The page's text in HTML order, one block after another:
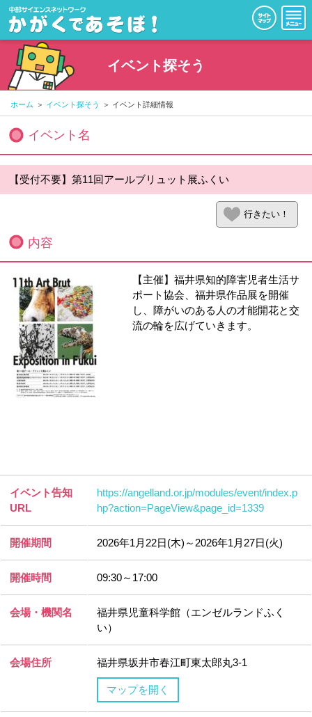
イベント探そう
ホーム イベント探そう イベント詳細情報
イベント名
【受付不要】第11回アールブリュット展ふくい
行きたい！
内容
【主催】福井県知的障害児者生活サ
ポート協会、福井県作品展を開催
し、障がいのある人の才能開花と交
流の輪を広げていきます。
イベント告知
URL
https://angelland.or.jp/modules/event/index.p
hp?action=PageView&page_id=1339
開催期間 2026年1月22日(木)～2026年1月27日(火)
開催時間 09:30～17:00
会場・機関名
福井県児童科学館（エンゼルランドふく
い）
会場住所 福井県坂井市春江町東太郎丸3-1
マップを開く